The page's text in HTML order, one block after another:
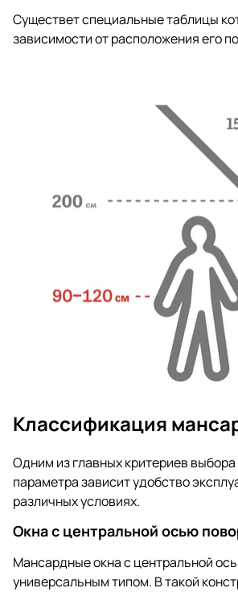
Существет специальные таблицы
зависимости от расположения его
Классификация
Одним из главных критериев
параметра зависит удобство
различных условиях.
Окна с центральной осью
Мансардные окна с центральной
универсальным типом. В такой